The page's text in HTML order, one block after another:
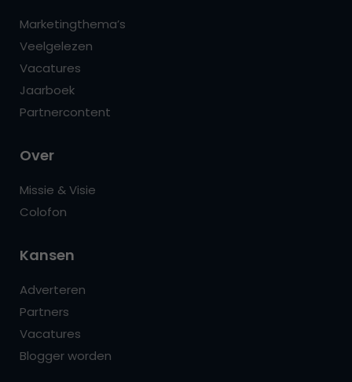
Marketingthema’s
Veelgelezen
Vacatures
Jaarboek
Partnercontent
Over
Missie & Visie
Colofon
Kansen
Adverteren
Partners
Vacatures
Blogger worden